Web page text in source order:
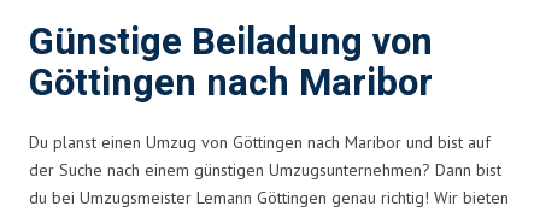
Günstige Beiladung von
Göttingen nach Maribor
Du planst einen Umzug von Göttingen nach Maribor und bist auf
der Suche nach einem günstigen Umzugsunternehmen? Dann bist
du bei Umzugsmeister Lemann Göttingen genau richtig! Wir bieten